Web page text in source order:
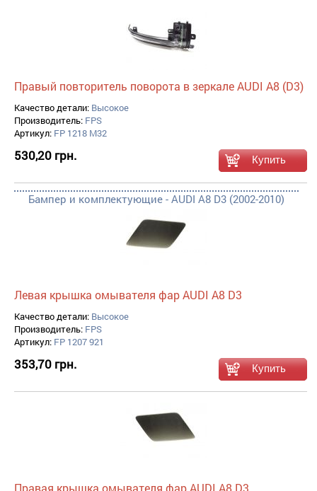
Правый повторитель поворота в зеркале AUDI A8 (D3)
Качество детали: Высокое
Производитель: FPS
Артикул: FP 1218 M32
530,20 грн.
Бампер и комплектующие - AUDI A8 D3 (2002-2010)
Левая крышка омывателя фар AUDI A8 D3
Качество детали: Высокое
Производитель: FPS
Артикул: FP 1207 921
353,70 грн.
Правая крышка омывателя фар AUDI A8 D3